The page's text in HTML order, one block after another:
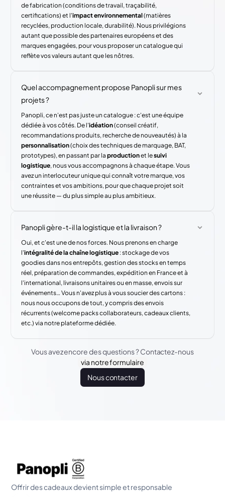
de fabrication (conditions de travail, traçabilité,
certifications) et l'impact environnemental(matières
recyclées, production locale, durabilité). Nous privilégions
autant que possible des partenaires européens et des
marques engagées, pour vous proposer un catalogue qui
reflète vos valeurs autant que les nôtres.
Quel accompagnement propose Panopli sur mes
projets ?
Panopli, ce n'est pas juste un catalogue : c'est une équipe
dédiée à vos côtés. De l'idéation(conseil créatif,
recommandations produits, recherche de nouveautés) à la
personnalisation(choix des techniques de marquage, BAT,
prototypes), en passant par laproductionet lesuivi
logistique, nous vous accompagnons à chaque étape. Vous
avez un interlocuteur unique qui connaît votre marque, vos
contraintes et vos ambitions, pour que chaque projet soit
une réussite — du plus simple au plus ambitieux.
Panopli gère-t-il la logistique et la livraison ?
Oui, et c'est une de nos forces. Nous prenons en charge
l'intégralité de la chaîne logistique : stockage de vos
goodies dans nos entrepôts, gestion des stocks en temps
réel, préparation de commandes, expédition en France et à
l'international, livraisons unitaires ou en masse, envois sur
événements… Vous n'avez plus à vous soucier des cartons :
nous nous occupons de tout, y compris des envois
récurrents (welcome packs collaborateurs, cadeaux clients,
etc.) via notre plateforme dédiée.
Vous avez encore des questions ? Contactez-nous
via notre formulaire
Nous contacter
Offrir des cadeaux devient simple et responsable